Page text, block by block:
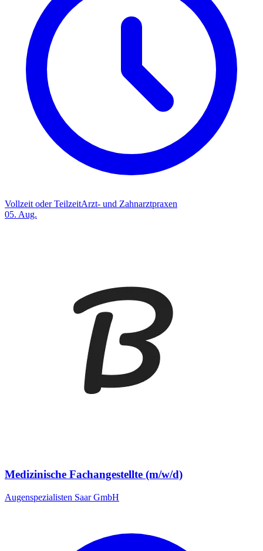
Vollzeit oder TeilzeitArzt- und Zahnarztpraxen
05. Aug.
Medizinische Fachangestellte (m/w/d)
Augenspezialisten Saar GmbH